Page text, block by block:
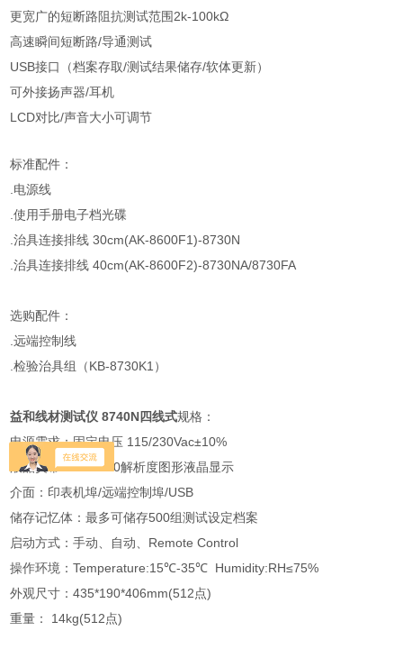
更宽广的短断路阻抗测试范围2k-100kΩ
高速瞬间短断路/导通测试
USB接口（档案存取/测试结果储存/软体更新）
可外接扬声器/耳机
LCD对比/声音大小可调节
标准配件：
.电源线
.使用手册电子档光碟
.治具连接排线 30cm(AK-8600F1)-8730N
.治具连接排线 40cm(AK-8600F2)-8730NA/8730FA
选购配件：
.远端控制线
.检验治具组（KB-8730K1）
益和线材测试仪 8740N四线式规格：
电源需求：固定电压 115/230Vac±10%
液晶荧幕：320*240解析度图形液晶显示
介面：印表机埠/远端控制埠/USB
储存记忆体：最多可储存500组测试设定档案
启动方式：手动、自动、Remote Control
操作环境：Temperature:15℃-35℃ Humidity:RH≤75%
外观尺寸：435*190*406mm(512点)
重量： 14kg(512点)